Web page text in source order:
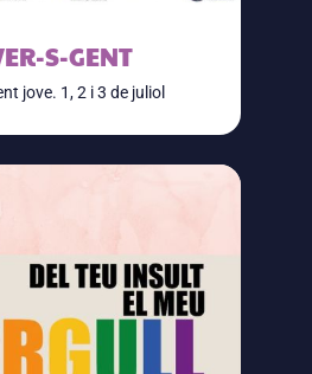
S-GENT
jove. 1, 2 i 3 de juliol